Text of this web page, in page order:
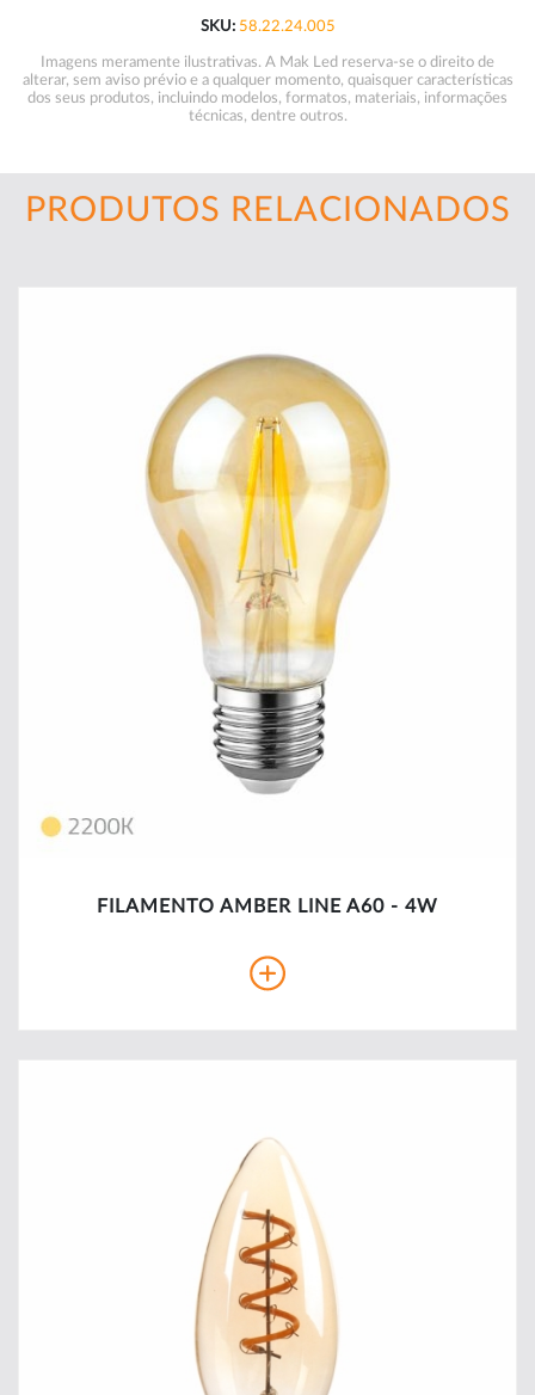
SKU: 58.22.24.005
Imagens meramente ilustrativas. A Mak Led reserva-se o direito de
alterar, sem aviso prévio e a qualquer momento, quaisquer características
dos seus produtos, incluindo modelos, formatos, materiais, informações
técnicas, dentre outros.
PRODUTOS RELACIONADOS
FILAMENTO AMBER LINE A60 - 4W